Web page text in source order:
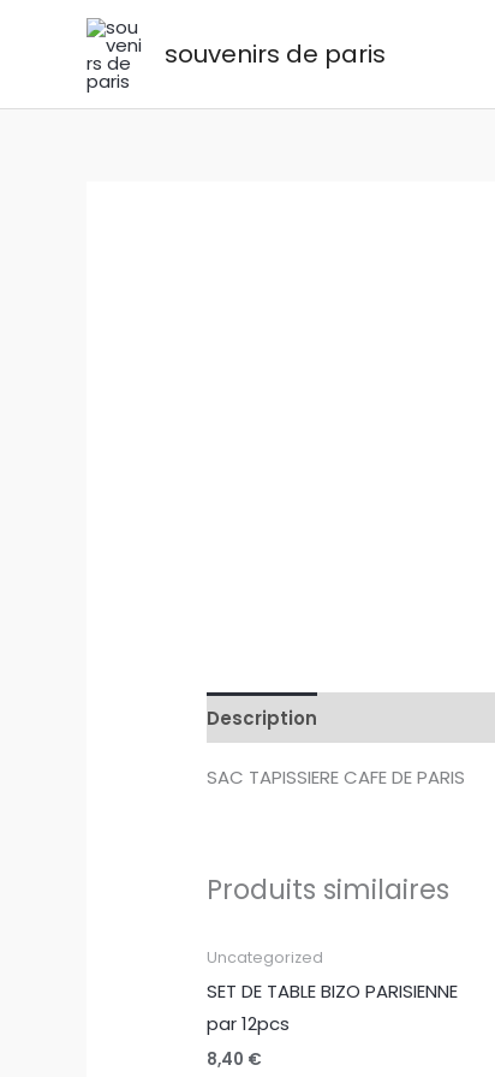
souvenirs de paris
Description
SAC TAPISSIERE CAFE DE PARIS
Produits similaires
Uncategorized
SET DE TABLE BIZO PARISIENNE
par 12pcs
8,40 €
quantité
de
DE